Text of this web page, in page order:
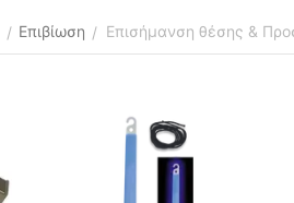
/ Επιβίωση / Επισήμανση θέσης &